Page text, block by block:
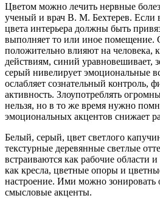
Цветом можно лечить нервные
ученый и врач В. М. Бехтерев. Если
цвета интерьера должны быть
выполняет то или иное помещение.
положительно влияют на человека,
действиям, синий уравновешивает,
серый нивелирует эмоциональные
ослабляет сознательный контроль,
активность. Злоупотреблять
нельзя, но в то же время нужно
эмоциональных акцентов снижает
Белый, серый, цвет светлого
текстурные деревянные светлые
встраиваются как рабочие области
как кресла, цветные опоры и
настроение. Ими можно зонировать
смысловые акценты.